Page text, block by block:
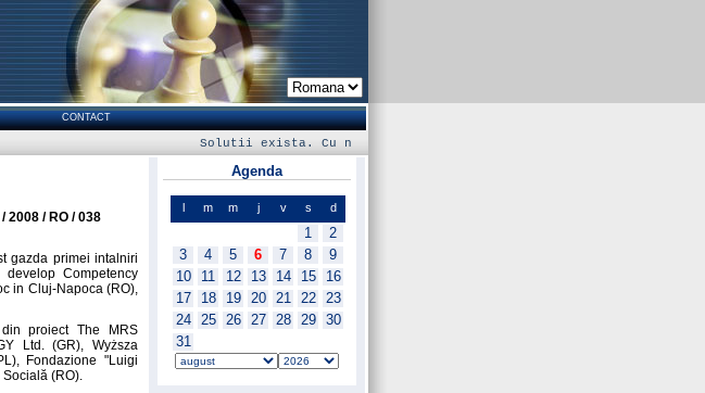
CONTACT
Cu no
2008 / RO / 038
gazda primei intalniri
Competency
in Cluj-Napoca (RO),
proiect The MRS
Ltd. (GR), Wyższa
Fondazione "Luigi
(RO).
Agenda
l m m j v s d
1
2
3
4 5 6 7 8
9
10
11 12 13 14 15
16
17
18 19 20 21 22
23
24
25 26 27 28 29
30
31